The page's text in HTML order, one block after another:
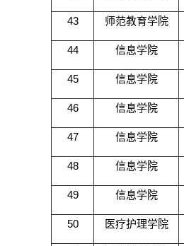
43 师范教育学院
44 信息学院
45 信息学院
46 信息学院
47 信息学院
48 信息学院
49 信息学院
50 医疗护理学院